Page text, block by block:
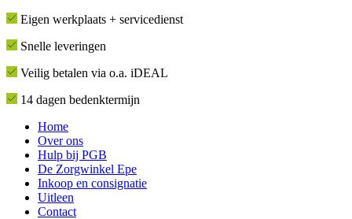
Eigen werkplaats + servicedienst
Snelle leveringen
Veilig betalen via o.a. iDEAL
14 dagen bedenktermijn
Home
Over ons
Hulp bij PGB
De Zorgwinkel Epe
Inkoop en consignatie
Uitleen
Contact